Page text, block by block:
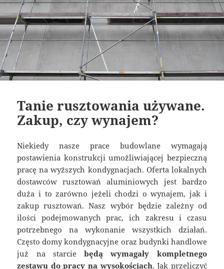
Tanie rusztowania używane.
Zakup, czy wynajem?
Niekiedy nasze prace budowlane wymagają
postawienia konstrukcji umożliwiającej bezpieczną
pracę na wyższych kondygnacjach. Oferta lokalnych
dostawców rusztowań aluminiowych jest bardzo
duża i to zarówno jeżeli chodzi o wynajem, jak i
zakup rusztowań. Nasz wybór będzie zależny od
ilości podejmowanych prac, ich zakresu i czasu
potrzebnego na wykonanie wszystkich działań.
Często domy kondygnacyjne oraz budynki handlowe
już na starciebędą wymagały kompletnego
zestawu do pracy na wysokościach. Jak przeliczyć